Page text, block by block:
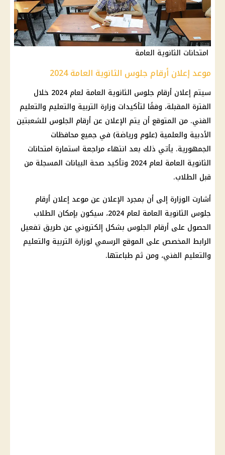
امتحانات الثانوية العامة
موعد إعلان أرقام جلوس الثانوية العامة 2024
سيتم إعلان أرقام جلوس الثانوية العامة لعام 2024
خلال
الفترة المقبلة، وفقًا لتأكيدات وزارة التربية والتعليم والتعليم
الفني. من المتوقع أن يتم الإعلان عن أرقام الجلوس للشعبتين
الأدبية والعلمية (علوم ورياضة) في جميع محافظات
الجمهورية. يأتي ذلك بعد انتهاء مراجعة استمارة امتحانات
الثانوية العامة لعام 2024
وتأكيد صحة البيانات المسجلة من
قبل الطلاب.
أشارت الوزارة إلى أن بمجرد الإعلان عن موعد إعلان أرقام
جلوس الثانوية العامة لعام 2024
، سيكون بإمكان الطلاب
الحصول على أرقام الجلوس بشكل إلكتروني عن طريق تفعيل
الرابط المخصص على الموقع الرسمي لوزارة التربية والتعليم
والتعليم الفني، ومن ثم طباعتها.